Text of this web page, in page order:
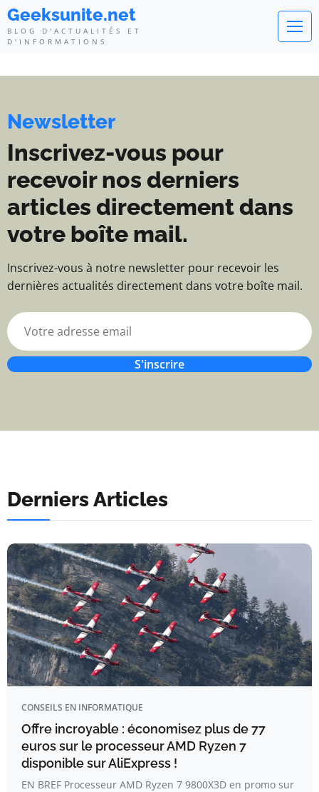
Geeksunite.net - Blog
Geeksunite.net
BLOG D'ACTUALITÉS ET
D'INFORMATIONS
Newsletter
Inscrivez-vous pour
recevoir nos derniers
articles directement dans
votre boîte mail.
Inscrivez-vous à notre newsletter pour recevoir les
dernières actualités directement dans votre boîte mail.
S'inscrire
Derniers Articles
CONSEILS EN INFORMATIQUE
Offre incroyable : économisez plus de 77
euros sur le processeur AMD Ryzen 7
disponible sur AliExpress !
EN BREF Processeur AMD Ryzen 7 9800X3D en promo sur